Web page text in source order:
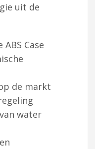
uit de
Case
de markt
water